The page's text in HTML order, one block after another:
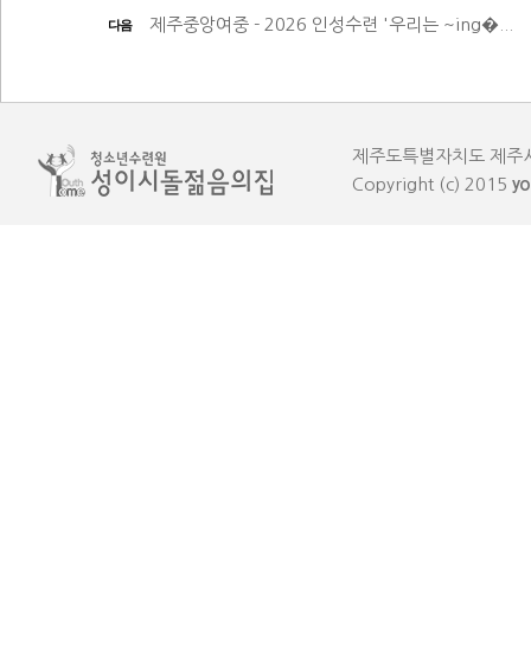
다음 제주중앙여중 - 2026 인성수련 '우리는 ~ing�...
제주도특별자치도 제
Copyright (c) 2015